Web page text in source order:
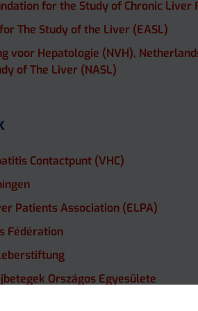
for the Study of Chronic Liver
The Study of the Liver (EASL)
voor Hepatologie (NVH),
of The Liver (NASL)
Contactpunt (VHC)
Patients Association (ELPA)
Fédération
Országos Egyesülete